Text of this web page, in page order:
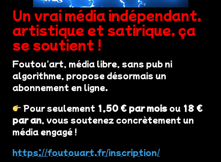
Un vrai média indépendant,
artistique et satirique, ça
se soutient !
Foutou'art, média libre, sans pub ni
algorithme, propose désormais un
abonnement en ligne.
Pour seulement 1,50 € par mois ou 18 €
par an, vous soutenez concrètement un
média engagé !
https://foutouart.fr/inscription/